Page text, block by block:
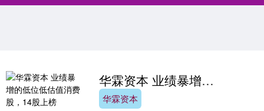
华霖资本 业绩暴增的低位低估值消费股，14股上榜
华霖资本